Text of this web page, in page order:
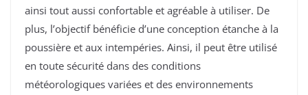
ainsi tout aussi confortable et agréable à utiliser. De
plus, l’objectif bénéficie d’une conception étanche à la
poussière et aux intempéries. Ainsi, il peut être utilisé
en toute sécurité dans des conditions
météorologiques variées et des environnements